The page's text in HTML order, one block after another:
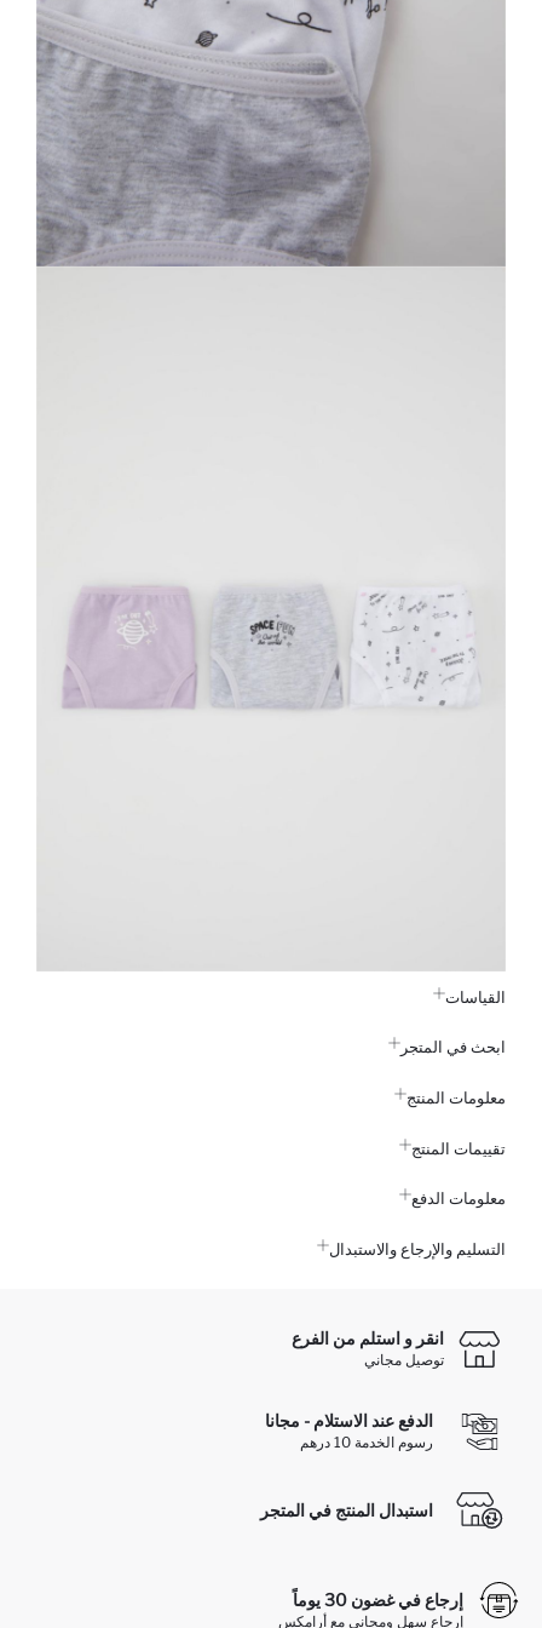
القياسات
ابحث في المتجر
معلومات المنتج
تقييمات المنتج
معلومات الدفع
التسليم والإرجاع والاستبدال
انقر و استلم من الفرع
توصيل مجاني
الدفع عند الاستلام - مجانا
رسوم الخدمة 10 درهم
استبدال المنتج في المتجر
إرجاع في غضون 30 يوماً
إرجاع سهل ومجاني مع أرامكس